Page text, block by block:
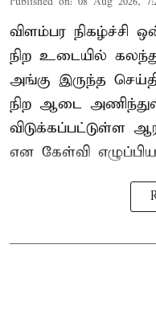
விளம்பர நிகழ்ச்சி
நிற உடையில்
அங்கு இருந்த
நிற ஆடை
விடுக்கப்பட்டுள்ள
என கேள்வி